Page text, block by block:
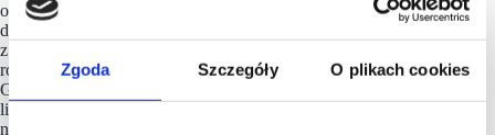
Zgoda Szczegóły O plikach cookies
odpowiedzialnej polityki nowych otwarć. W okresie od maja
do końca lipca spółka uruchomiła 296 nowych lokalizacji,
z czego zdecydowaną większość pod marką Sinsay. Efektem
rozbudowy sieci salonów jest rosnąca powierzchnia handlowa
Grupy, która zwiększyła się o 23 proc. r/r i na koniec lipca
liczyła już ponad 2,6 mln m
2
na sklepy zlokalizowane poza granicami kraju. Tam też